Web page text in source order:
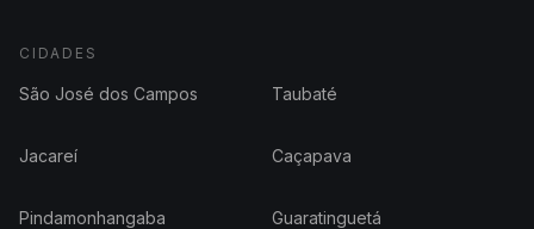
CIDADES
São José dos Campos Taubaté
Jacareí Caçapava
Pindamonhangaba Guaratinguetá